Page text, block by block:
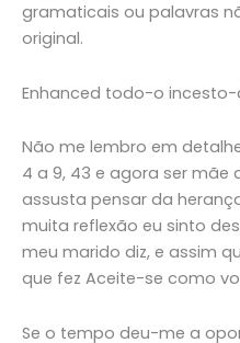
gramaticais ou palavras
original.
Enhanced todo-o incesto-
Não me lembro em
4 a 9, 43 e agora ser mãe
assusta pensar da
muita reflexão eu sinto
meu marido diz, e assim
que fez Aceite-se como
Se o tempo deu-me a